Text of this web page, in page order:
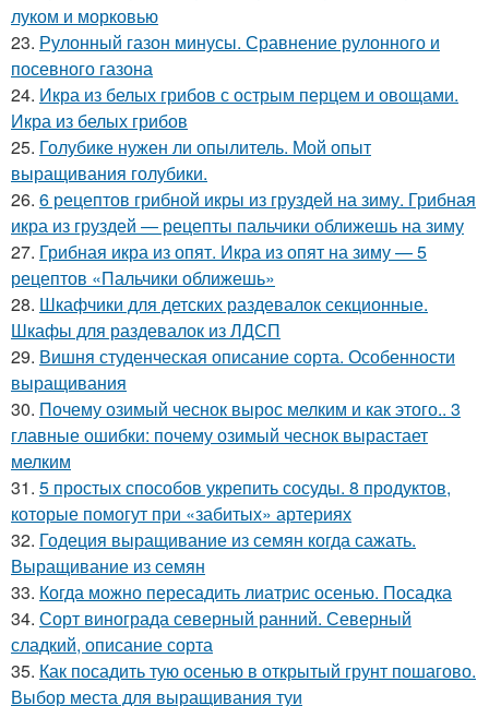
луком и морковью
23. Рулонный газон минусы. Сравнение рулонного и
посевного газона
24. Икра из белых грибов с острым перцем и овощами.
Икра из белых грибов
25. Голубике нужен ли опылитель. Мой опыт
выращивания голубики.
26. 6 рецептов грибной икры из груздей на зиму. Грибная
икра из груздей — рецепты пальчики оближешь на зиму
27. Грибная икра из опят. Икра из опят на зиму — 5
рецептов «Пальчики оближешь»
28. Шкафчики для детских раздевалок секционные.
Шкафы для раздевалок из ЛДСП
29. Вишня студенческая описание сорта. Особенности
выращивания
30. Почему озимый чеснок вырос мелким и как этого.. 3
главные ошибки: почему озимый чеснок вырастает
мелким
31. 5 простых способов укрепить сосуды. 8 продуктов,
которые помогут при «забитых» артериях
32. Годеция выращивание из семян когда сажать.
Выращивание из семян
33. Когда можно пересадить лиатрис осенью. Посадка
34. Сорт винограда северный ранний. Северный
сладкий, описание сорта
35. Как посадить тую осенью в открытый грунт пошагово.
Выбор места для выращивания туи